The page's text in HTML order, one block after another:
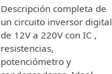
Descripción completa de
un circuito inversor digital
de 12V a 220V con IC ,
resistencias,
potenciómetro y